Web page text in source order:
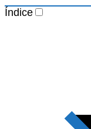
Índice